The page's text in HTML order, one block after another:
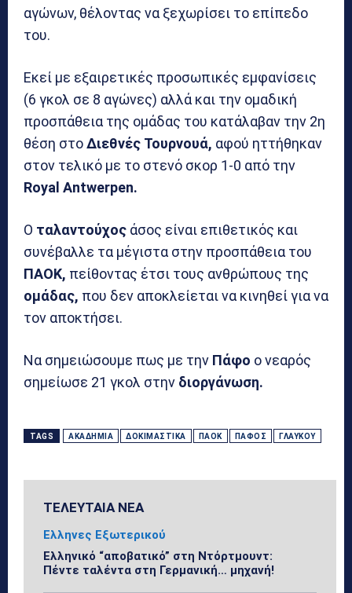
αγώνων, θέλοντας να ξεχωρίσει το επίπεδο
του.
Εκεί με εξαιρετικές προσωπικές εμφανίσεις
(6 γκολ σε 8 αγώνες) αλλά και την ομαδική
προσπάθεια της ομάδας του κατάλαβαν την 2η
θέση στοΔιεθνές Τουρνουά, αφού ηττήθηκαν
στον τελικό με το στενό σκορ 1-0 από την
Royal Antwerpen.
Ο ταλαντούχος άσος είναι επιθετικός και
συνέβαλλε τα μέγιστα στην προσπάθεια του
ΠΑΟΚ, πείθοντας έτσι τους ανθρώπους της
ομάδας, που δεν αποκλείεται να κινηθεί για να
τον αποκτήσει.
Να σημειώσουμε πως με την Πάφο ο νεαρός
σημείωσε 21 γκολ στην διοργάνωση.
TAGS ΑΚΑΔΗΜΊΑ ΔΟΚΙΜΑΣΤΙΚΆ ΠΑΟΚ ΠΆΦΟΣ ΓΛΑΎΚΟΥ
ΤΕΛΕΥΤΑΙΑ ΝΕΑ
Ελληνες Εξωτερικού
Ελληνικό “αποβατικό” στη Ντόρτμουντ:
Πέντε ταλέντα στη Γερμανική… μηχανή!